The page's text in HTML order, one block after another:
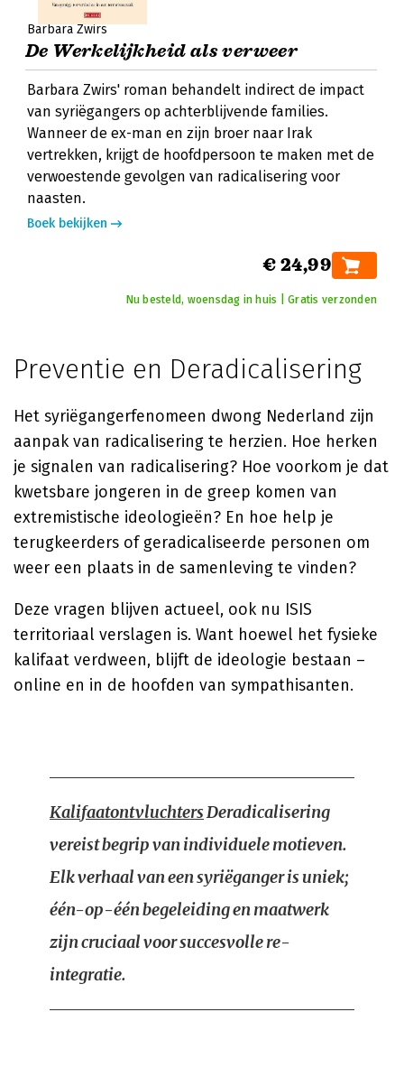
Barbara Zwirs
De Werkelijkheid als verweer
Barbara Zwirs' roman behandelt indirect de impact
van syriëgangers op achterblijvende families.
Wanneer de ex-man en zijn broer naar Irak
vertrekken, krijgt de hoofdpersoon te maken met de
verwoestende gevolgen van radicalisering voor
naasten.
Boek bekijken
€ 24,99
Nu besteld, woensdag in huis | Gratis verzonden
Preventie en Deradicalisering
Het syriëgangerfenomeen dwong Nederland zijn
aanpak van radicalisering te herzien. Hoe herken
je signalen van radicalisering? Hoe voorkom je dat
kwetsbare jongeren in de greep komen van
extremistische ideologieën? En hoe help je
terugkeerders of geradicaliseerde personen om
weer een plaats in de samenleving te vinden?
Deze vragen blijven actueel, ook nu ISIS
territoriaal verslagen is. Want hoewel het fysieke
kalifaat verdween, blijft de ideologie bestaan –
online en in de hoofden van sympathisanten.
KalifaatontvluchtersDeradicalisering
vereist begrip van individuele motieven.
Elk verhaal van een syriëganger is uniek;
één-op-één begeleiding en maatwerk
zijn cruciaal voor succesvolle re-
integratie.